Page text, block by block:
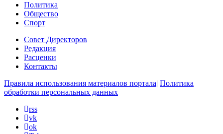
Политика
Общество
Спорт
Совет Директоров
Редакция
Расценки
Контакты
Правила использования материалов портала| Политика
обработки персональных данных
rss
vk
ok